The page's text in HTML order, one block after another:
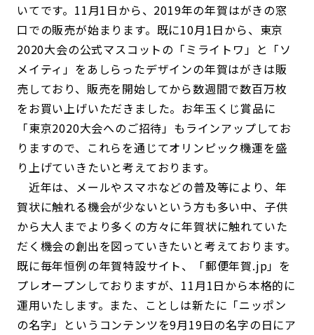
いてです。11月1日から、2019年の年賀はがきの窓
口での販売が始まります。既に10月1日から、東京
2020大会の公式マスコットの「ミライトワ」と「ソ
メイティ」をあしらったデザインの年賀はがきは販
売しており、販売を開始してから数週間で数百万枚
をお買い上げいただきました。お年玉くじ賞品に
「東京2020大会へのご招待」もラインアップしてお
りますので、これらを通じてオリンピック機運を盛
り上げていきたいと考えております。
近年は、メールやスマホなどの普及等により、年
賀状に触れる機会が少ないという方も多い中、子供
から大人までより多くの方々に年賀状に触れていた
だく機会の創出を図っていきたいと考えております。
既に毎年恒例の年賀特設サイト、「郵便年賀.jp」を
プレオープンしておりますが、11月1日から本格的に
運用いたします。また、ことしは新たに「ニッポン
の名字」というコンテンツを9月19日の名字の日にア